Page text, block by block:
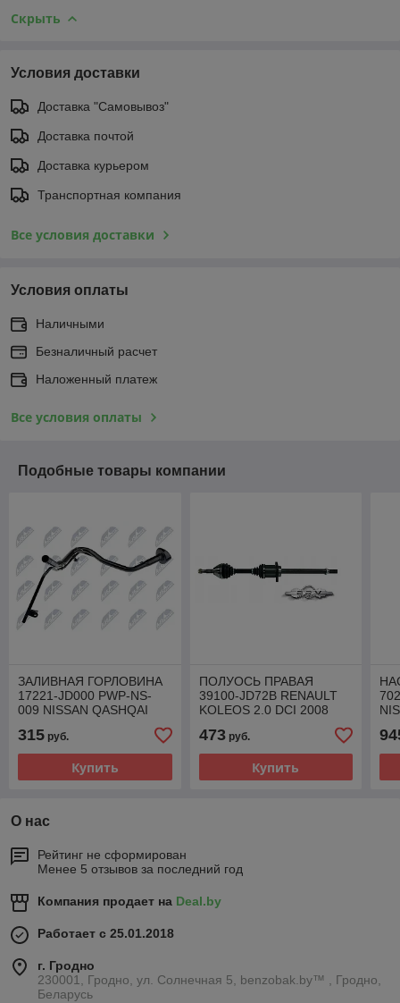
Скрыть
Условия доставки
Доставка "Самовывоз"
Доставка почтой
Доставка курьером
Транспортная компания
Все условия доставки
Условия оплаты
Наличными
Безналичный расчет
Наложенный платеж
Все условия оплаты
Подобные товары компании
ЗАЛИВНАЯ ГОРЛОВИНА
17221-JD000 PWP-NS-
009 NISSAN QASHQAI
J10 2007-2013 1.5 1.6 2.0
БЕНЗИН / ДИЗЕЛЬ
315 руб.
Купить
ПОЛУОСЬ ПРАВАЯ
39100-JD72B RENAULT
KOLEOS 2.0 DCI 2008
473руб.
Купить
О нас
Рейтинг не сформирован
Менее 5 отзывов за последний год
Компания продает на Deal.by
Работает с 25.01.2018
г. Гродно
230001, Гродно, ул. Солнечная 5, benzobak.by™ , Гродно,
Беларусь